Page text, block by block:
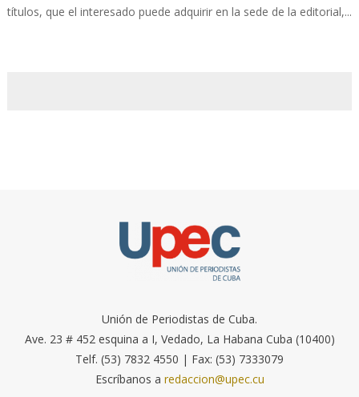
títulos, que el interesado puede adquirir en la sede de la editorial,...
Unión de Periodistas de Cuba.
Ave. 23 # 452 esquina a I, Vedado, La Habana Cuba (10400)
Telf. (53) 7832 4550 | Fax: (53) 7333079
Escríbanos a redaccion@upec.cu